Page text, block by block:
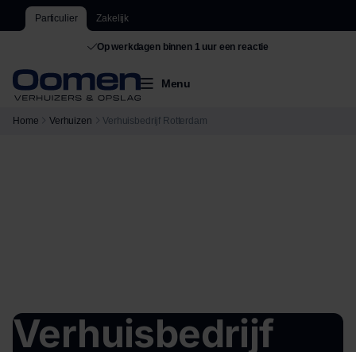
Particulier Zakelijk
De grootste van Nederland
Op werkdagen binnen 1 uur een reactie
Menu
Home Verhuizen Verhuisbedrijf Rotterdam
Verhuisbedrijf